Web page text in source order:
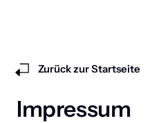
Zurück zur Startseite
Impressum